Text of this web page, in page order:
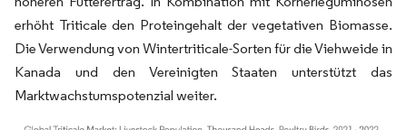
erhöht Triticale den Proteingehalt der vegetativen Biomasse.
Die Verwendung von Wintertriticale-Sorten für die Viehweide in
Kanada und den Vereinigten Staaten unterstützt das
Marktwachstumspotenzial weiter.